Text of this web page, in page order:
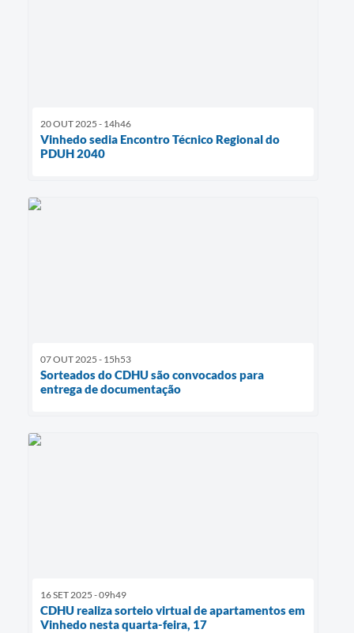
20 OUT 2025 - 14h46
Vinhedo sedia Encontro Técnico Regional do
PDUH 2040
07 OUT 2025 - 15h53
Sorteados do CDHU são convocados para
entrega de documentação
16 SET 2025 - 09h49
CDHU realiza sorteio virtual de apartamentos em
Vinhedo nesta quarta-feira, 17